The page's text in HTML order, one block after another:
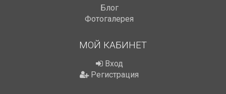
Блог
Фотогалерея
МОЙ КАБИНЕТ
Вход
Регистрация